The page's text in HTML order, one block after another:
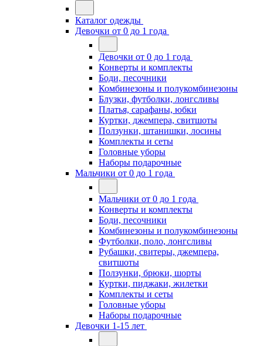
Каталог одежды
Девочки от 0 до 1 года
Девочки от 0 до 1 года
Конверты и комплекты
Боди, песочники
Комбинезоны и полукомбинезоны
Блузки, футболки, лонгсливы
Платья, сарафаны, юбки
Куртки, джемпера, свитшоты
Ползунки, штанишки, лосины
Комплекты и сеты
Головные уборы
Наборы подарочные
Мальчики от 0 до 1 года
Мальчики от 0 до 1 года
Конверты и комплекты
Боди, песочники
Комбинезоны и полукомбинезоны
Футболки, поло, лонгсливы
Рубашки, свитеры, джемпера,
свитшоты
Ползунки, брюки, шорты
Куртки, пиджаки, жилетки
Комплекты и сеты
Головные уборы
Наборы подарочные
Девочки 1-15 лет